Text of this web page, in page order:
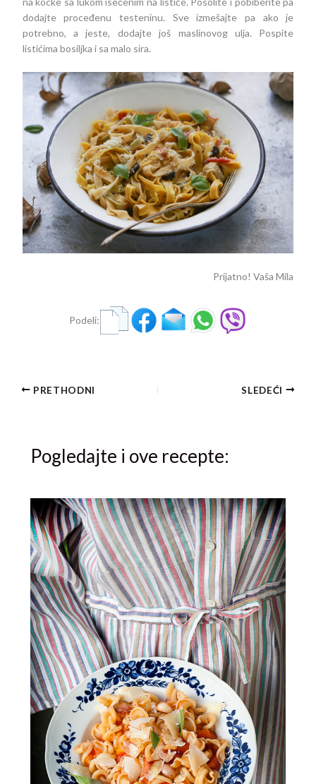
dodajte proceđenu testeninu. Sve izmešajte pa ako je
potrebno, a jeste, dodajte još maslinovog ulja. Pospite
listićima bosiljka i sa malo sira.
Prijatno! Vaša Mila
Podeli:
PRETHODNI SLEDEĆI
Pogledajte i ove recepte:
×